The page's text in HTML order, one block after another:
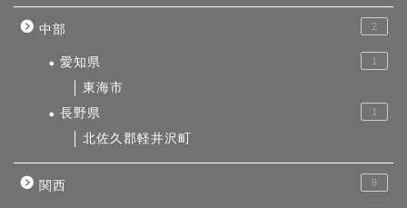
中部 2
愛知県 1
東海市
長野県
1
北佐久郡軽井沢町
関西 8